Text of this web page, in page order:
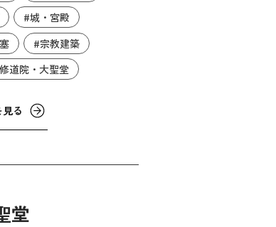
レメンス5世が1309年に
ィニョンに遷しました。
年までの68年間、教皇庁
、ノートルダム・デ・ド
ほか、貴族や芸術家、文
華やかな宗教都市として
#城・宮殿
#宗教建築
道院・大聖堂
る
堂